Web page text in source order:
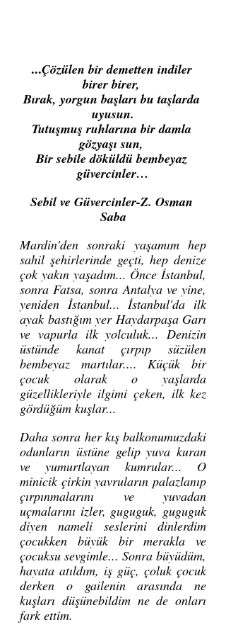
...Çözülen bir demetten indiler
birer birer,
Bırak, yorgun başları bu taşlarda
uyusun.
Tutuşmuş ruhlarına bir damla
gözyaşı sun,
Bir sebile döküldü bembeyaz
güvercinler…
Sebil ve Güvercinler-Z. Osman
Saba
Mardin'den sonraki yaşamım hep
sahil şehirlerinde geçti, hep denize
çok yakın yaşadım... Önce İstanbul,
sonra Fatsa, sonra Antalya ve yine,
yeniden İstanbul... İstanbul'da ilk
ayak bastığım yer Haydarpaşa Garı
ve vapurla ilk yolculuk... Denizin
üstünde kanat çırpıp süzülen
bembeyaz martılar.... Küçük bir
çocuk olarak o yaşlarda
güzellikleriyle ilgimi çeken, ilk kez
gördüğüm kuşlar...
Daha sonra her kış balkonumuzdaki
odunların üstüne gelip yuva kuran
ve yumurtlayan kumrular... O
minicik çirkin yavruların palazlanıp
çırpınmalarını ve yuvadan
uçmalarını izler, guguguk, guguguk
diyen nameli seslerini dinlerdim
çocukken büyük bir merakla ve
çocuksu sevgimle... Sonra büyüdüm,
hayata atıldım, iş güç, çoluk çocuk
derken o gailenin arasında ne
kuşları düşünebildim ne de onları
fark ettim.